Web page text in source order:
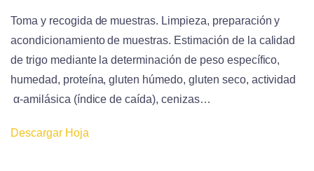
Toma y recogida de muestras. Limpieza, preparación y
acondicionamiento de muestras. Estimación de la calidad
de trigo mediante la determinación de peso específico,
humedad, proteína, gluten húmedo, gluten seco, actividad
α-amilásica (índice de caída), cenizas…
Descargar Hoja